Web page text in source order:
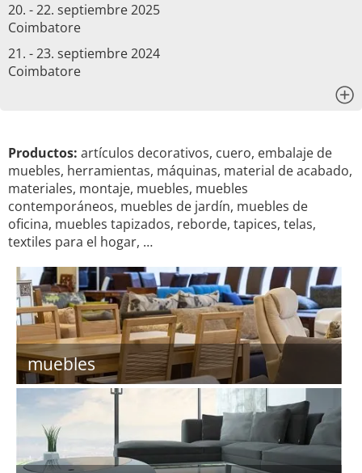
20. - 22. septiembre 2025
Coimbatore
21. - 23. septiembre 2024
Coimbatore
Productos: artículos decorativos, cuero, embalaje de
muebles, herramientas, máquinas, material de acabado,
materiales, montaje, muebles, muebles
contemporáneos, muebles de jardín, muebles de
oficina, muebles tapizados, reborde, tapices, telas,
textiles para el hogar, …
muebles